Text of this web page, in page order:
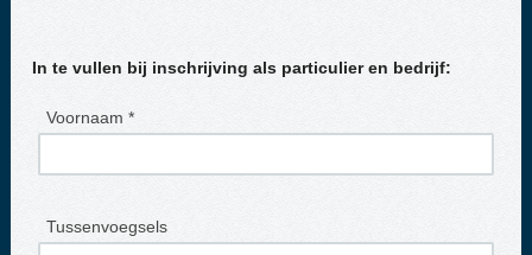
In te vullen bij inschrijving als particulier en bedrijf:
Voornaam *
Tussenvoegsels